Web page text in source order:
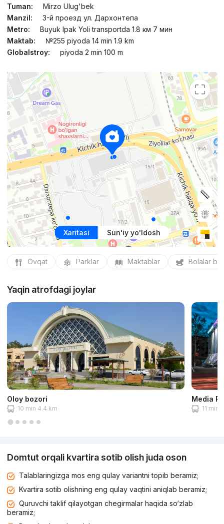
Tuman:
Mirzo Ulug'bek
Manzil:
3-й проезд ул. Дархонтепа
Metro:
Buyuk Ipak Yoli transportda 1.8 км 7 мин
Maktab:
№255 piyoda 14 min 1.9 km
Globalstroy:
piyoda 2 min 100 m
Xaritasi Sun'iy yo'ldosh
Ovqat Parklar Maktablar Bolalar
Yaqin atrofdagi joylar
Oloy bozori
10 min 4.4 km
Media
11 min
Domtut orqali kvartira sotib olish juda oson
Talablaringizga mos eng qulay variantni topib beramiz;
Kvartira sotib olishning eng qulay vaqtini aniqlab beramiz;
Quruvchi taklif qilayotgan chegirmalar haqida so‘zlab
beramiz;